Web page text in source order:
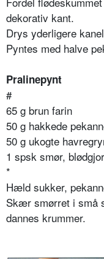
dekorativ kant.
Drys yderligere
Pyntes med halve
Pralinepynt
#
65 g brun farin
50 g hakkede
50 g ukogte
1 spsk smør,
*
Hæld sukker,
Skær smørret i små
dannes krummer.